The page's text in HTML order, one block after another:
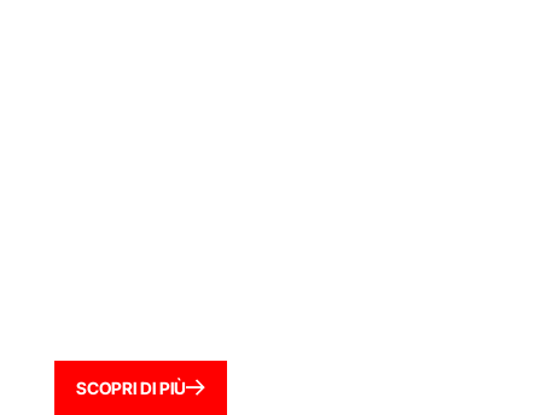
SCOPRI DI PIÙ